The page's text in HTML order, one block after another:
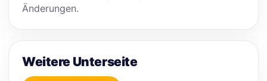
Änderungen.
Weitere Unterseite